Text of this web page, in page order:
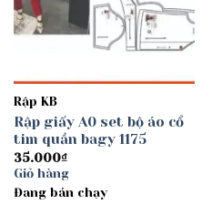
Rập KB
Rập giấy A0 set bộ áo cổ
tim quần bagy 1175
35.000₫
Giỏ hàng
Đang bán chạy